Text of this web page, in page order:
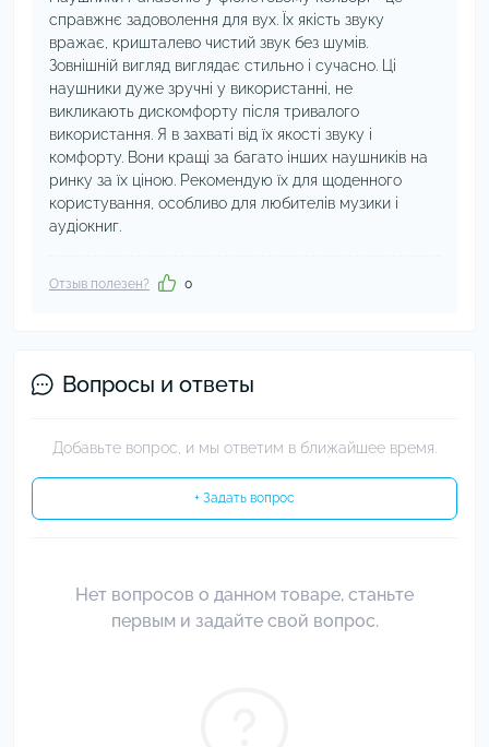
справжнє задоволення для вух. Їх якість звуку
вражає, кришталево чистий звук без шумів.
Зовнішній вигляд виглядає стильно і сучасно. Ці
наушники дуже зручні у використанні, не
викликають дискомфорту після тривалого
використання. Я в захваті від їх якості звуку і
комфорту. Вони кращі за багато інших наушників на
ринку за їх ціною. Рекомендую їх для щоденного
користування, особливо для любителів музики і
аудіокниг.
Отзыв полезен? 0
Вопросы и ответы
Добавьте вопрос, и мы ответим в ближайшее время.
+ Задать вопрос
Нет вопросов о данном товаре, станьте
первым и задайте свой вопрос.